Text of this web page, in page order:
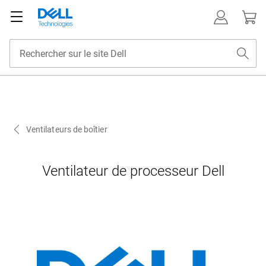
Ventilateurs de boîtier
Ventilateur de processeur Dell